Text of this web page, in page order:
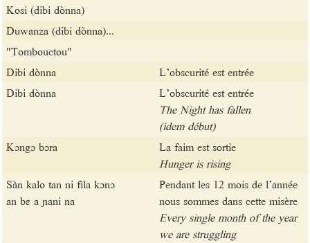
Kosi (dibi dònna)
Duwanza (dibi dònna)...
"Tombouctou"
Dibi dònna
L’obscurité est entrée
Dibi dònna
L’obscurité est entrée
The Night has fallen
(idem début)
Kɔngɔ bɔra
La faim est sortie
Hunger is rising
Sàn kalo tan ni fìla kɔnɔ
an bɛ a ɲani na
Pendant les 12 mois de l’année
nous sommes dans cette misère
Every single month of the year
we are struggling